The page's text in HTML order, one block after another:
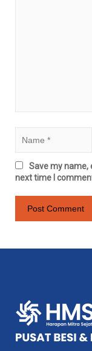
Save my name,
next time I